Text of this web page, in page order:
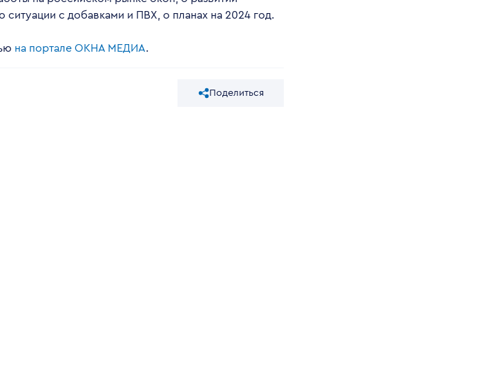
ситуации с добавками и ПВХ, о планах на 2024 год.
на портале ОКНА МЕДИА.
Поделиться